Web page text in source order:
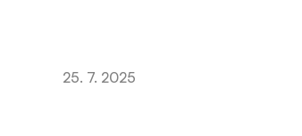
25. 7. 2025